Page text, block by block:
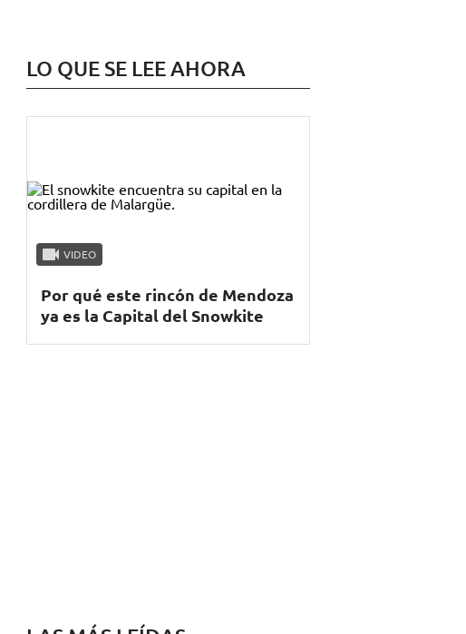
LO QUE SE LEE AHORA
VIDEO
Por qué este rincón de Mendoza
ya es la Capital del Snowkite